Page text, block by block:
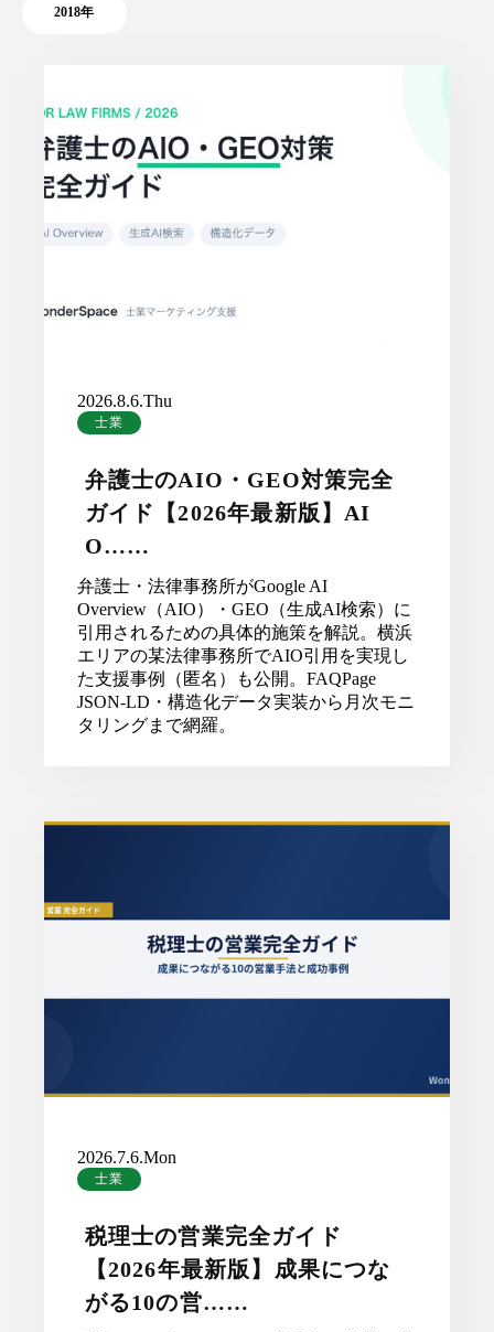
2018年
2026.8.6.Thu
士業
弁護士のAIO・GEO対策完全
ガイド【2026年最新版】AI
O……
弁護士・法律事務所がGoogle AI
Overview（AIO）・GEO（生成AI検索）に
引用されるための具体的施策を解説。横浜
エリアの某法律事務所でAIO引用を実現し
た支援事例（匿名）も公開。FAQPage
JSON-LD・構造化データ実装から月次モニ
タリングまで網羅。
2026.7.6.Mon
士業
税理士の営業完全ガイド
【2026年最新版】成果につな
がる10の営……